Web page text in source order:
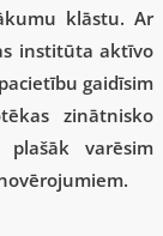
klāstu. Ar
institūta aktīvo
gaidīsim
zinātnisko
varēsim